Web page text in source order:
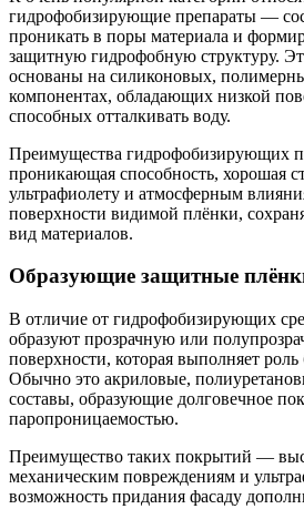
гидрофобизирующие препараты —
проникать в поры материала и
защитную гидрофобную структуру.
основаны на силиконовых,
компонентах, обладающих низкой
способных отталкивать воду.
Преимущества гидрофобизирующих
проникающая способность, хорошая
ультрафиолету и атмосферным
поверхности видимой плёнки,
вид материалов.
Образующие защитные
В отличие от гидрофобизирующих
образуют прозрачную или
поверхности, которая выполняет роль
Обычно это акриловые,
составы, образующие долговечное
паропроницаемостью.
Преимущество таких покрытий —
механическим повреждениям и
возможность придания фасаду